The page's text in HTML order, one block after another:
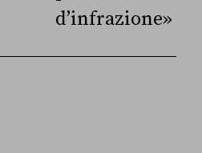
d’infrazione»